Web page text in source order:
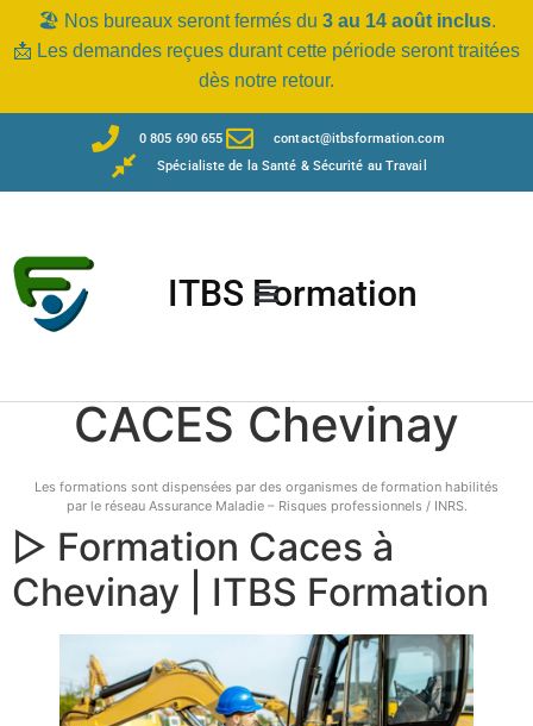
🏖️ Nos bureaux seront fermés du 3 au 14 août inclus.
📩 Les demandes reçues durant cette période seront traitées
dès notre retour.
0 805 690 655
contact@itbsformation.com
Spécialiste de la Santé & Sécurité au Travail
ITBS Formation
CACES Chevinay
Les formations sont dispensées par des organismes de formation habilités
par le réseau Assurance Maladie – Risques professionnels / INRS.
▷ Formation Caces à
Chevinay | ITBS Formation